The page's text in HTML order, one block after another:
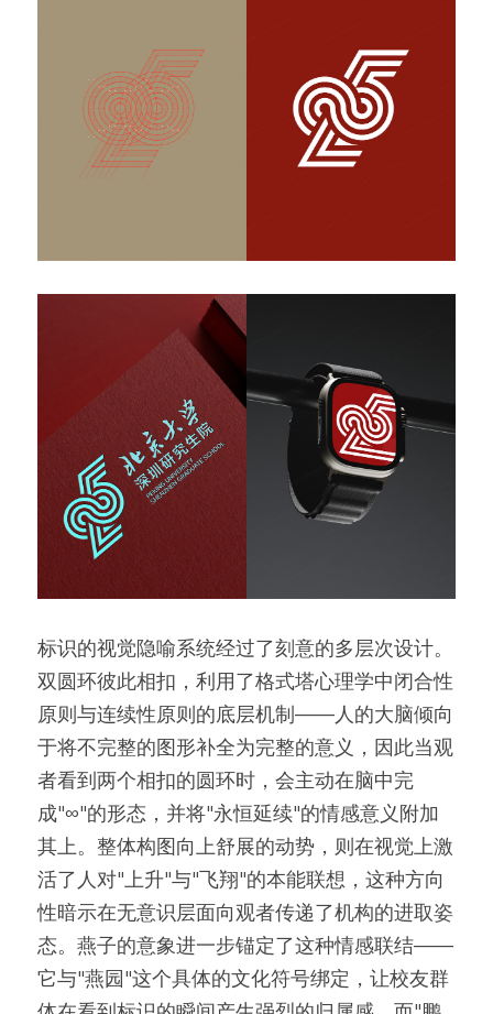
标识的视觉隐喻系统经过了刻意的多层次设计。
双圆环彼此相扣，利用了格式塔心理学中闭合性
原则与连续性原则的底层机制——人的大脑倾向
于将不完整的图形补全为完整的意义，因此当观
者看到两个相扣的圆环时，会主动在脑中完
成"∞"的形态，并将"永恒延续"的情感意义附加
其上。整体构图向上舒展的动势，则在视觉上激
活了人对"上升"与"飞翔"的本能联想，这种方向
性暗示在无意识层面向观者传递了机构的进取姿
态。燕子的意象进一步锚定了这种情感联结——
它与"燕园"这个具体的文化符号绑定，让校友群